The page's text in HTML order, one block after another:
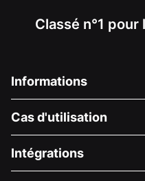
Classé n°1
Informations
À propos de nous
Carrières
Cas d'utilisation
Collecte de fonds
Intégrations